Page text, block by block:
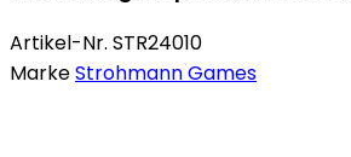
Artikel-Nr. STR24010
MarkeStrohmann Games